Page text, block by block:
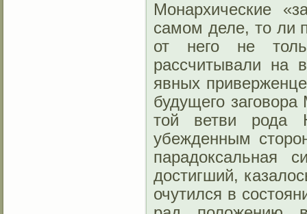
Монархические
самом деле, то ли
от него не
рассчитывали на
явных
будущего
той ветви рода
убежденным
парадоксальная
достигший,
очутился в